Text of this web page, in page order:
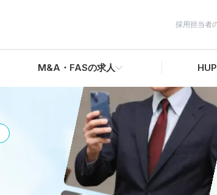
採用担当者
M&A・FASの求人